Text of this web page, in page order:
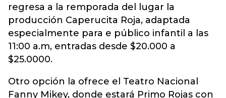
regresa a la remporada del lugar la
producción Caperucita Roja, adaptada
especialmente para e público infantil a las
11:00 a.m, entradas desde $20.000 a
$25.0000.
Otro opción la ofrece el Teatro Nacional
Fanny Mikey, donde estará Primo Rojas con